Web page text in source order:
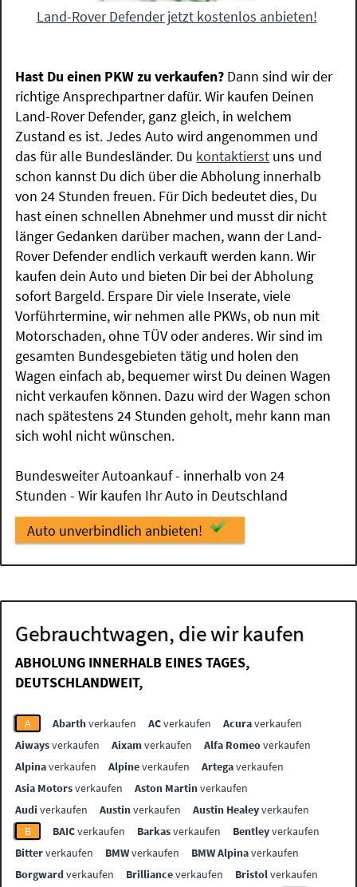
Land-Rover Defender jetzt kostenlos anbieten!
Hast Du einen PKW zu verkaufen? Dann sind wir der
richtige Ansprechpartner dafür. Wir kaufen Deinen
Land-Rover Defender, ganz gleich, in welchem
Zustand es ist. Jedes Auto wird angenommen und
das für alle Bundesländer. Du kontaktierst uns und
schon kannst Du dich über die Abholung innerhalb
von 24 Stunden freuen. Für Dich bedeutet dies, Du
hast einen schnellen Abnehmer und musst dir nicht
länger Gedanken darüber machen, wann der Land-
Rover Defender endlich verkauft werden kann. Wir
kaufen dein Auto und bieten Dir bei der Abholung
sofort Bargeld. Erspare Dir viele Inserate, viele
Vorführtermine, wir nehmen alle PKWs, ob nun mit
Motorschaden, ohne TÜV oder anderes. Wir sind im
gesamten Bundesgebieten tätig und holen den
Wagen einfach ab, bequemer wirst Du deinen Wagen
nicht verkaufen können. Dazu wird der Wagen schon
nach spätestens 24 Stunden geholt, mehr kann man
sich wohl nicht wünschen.
Bundesweiter Autoankauf - innerhalb von 24
Stunden - Wir kaufen Ihr Auto in Deutschland
Auto unverbindlich anbieten!
Gebrauchtwagen, die wir kaufen
ABHOLUNG INNERHALB EINES TAGES,
DEUTSCHLANDWEIT,
A Abarthverkaufen ACverkaufen Acuraverkaufen
Aiwaysverkaufen Aixamverkaufen Alfa Romeoverkaufen
Alpinaverkaufen Alpineverkaufen Artegaverkaufen
Asia Motorsverkaufen Aston Martinverkaufen
Audi verkaufen Austinverkaufen Austin Healeyverkaufen
B
BAICverkaufen Barkasverkaufen Bentleyverkaufen
Bitterverkaufen BMWverkaufen BMW Alpinaverkaufen
Borgwardverkaufen Brillianceverkaufen Bristolverkaufen